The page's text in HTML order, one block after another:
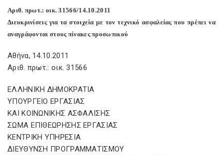
Αριθ. πρωτ.: οικ. 31566/14.10.2011
Διευκρινίσεις για τα στοιχεία με τον τεχνικό ασφαλείας που πρέπει να
αναγράφονται στους πίνακες προσωπικού
Αθήνα, 14.10.2011
Αριθ. πρωτ.: οικ. 31566
ΕΛΛΗΝΙΚΗ ΔΗΜΟΚΡΑΤΙΑ
ΥΠΟΥΡΓΕΙΟ ΕΡΓΑΣΙΑΣ
ΚΑΙ ΚΟΙΝΩΝΙΚΗΣ ΑΣΦΑΛΙΣΗΣ
ΣΩΜΑ ΕΠΙΘΕΩΡΗΣΗΣ ΕΡΓΑΣΙΑΣ
ΚΕΝΤΡΙΚΗ ΥΠΗΡΕΣΙΑ
ΔΙΕΥΘΥΝΣΗ ΠΡΟΓΡΑΜΜΑΤΙΣΜΟΥ